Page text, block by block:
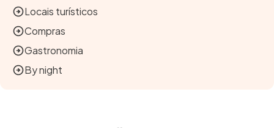
Locais turísticos
Compras
Gastronomia
By night